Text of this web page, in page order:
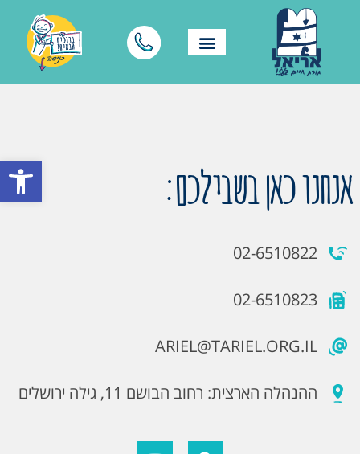
פתח אנחנו כאן בשבילכם:
02-6510822
02-6510823
ARIEL@TARIEL.ORG.IL
ההנהלה הארצית: רחוב הבושם 11, גילה ירושלים